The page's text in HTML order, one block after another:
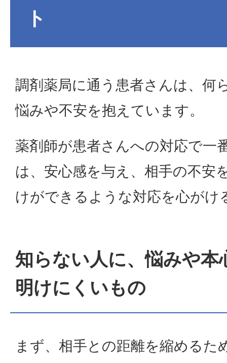
ト
調剤薬局に通う患者さんは、何
悩みや不安を抱えています。
薬剤師が患者さんへの対応で一
は、安心感を与え、相手の不安
けができるような対応を心がけ
知らない人に、悩みや本
明けにくいもの
まず、相手との距離を縮めるた